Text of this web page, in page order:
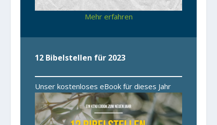
Mehr erfahren
12 Bibelstellen für 2023
Unser kostenloses eBook für dieses Jahr